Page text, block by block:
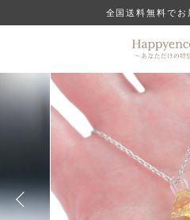
全国送料無料でお